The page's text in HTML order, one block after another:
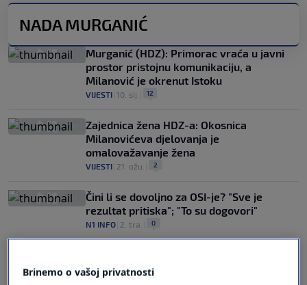
NADA MURGANIĆ
Murganić (HDZ): Primorac vraća u javni
prostor pristojnu komunikaciju, a
Milanović je okrenut Istoku
VIJESTI 10. sij. 12
Zajednica žena HDZ-a: Okosnica
Milanovićeva djelovanja je
omalovažavanje žena
VIJESTI 21. ožu. 2
Čini li se dovoljno za OSI-je? "Sve je
rezultat pritiska"; "To su dogovori"
N1 INFO 2. tra. 0
Brinemo o vašoj privatnosti